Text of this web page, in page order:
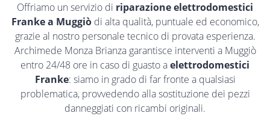
Offriamo un servizio di riparazione elettrodomestici
Franke a Muggiòdi alta qualità, puntuale ed economico,
grazie al nostro personale tecnico di provata esperienza.
Archimede Monza Brianza garantisce interventi a Muggiò
entro 24/48 ore in caso di guasto aelettrodomestici
Franke: siamo in grado di far fronte a qualsiasi
problematica, provvedendo alla sostituzione dei pezzi
danneggiati con ricambi originali.